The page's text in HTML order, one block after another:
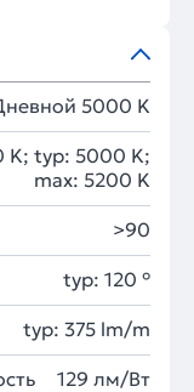
5000 K
K; typ: 5000 K;
max: 5200 K
>90
typ: 120 °
typ: 375 lm/m
129 лм/Вт